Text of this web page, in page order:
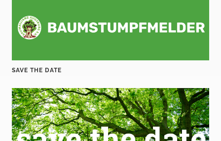
SAVE THE DATE